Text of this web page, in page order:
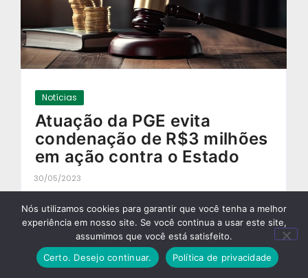
Notícias
Atuação da PGE evita
condenação de R$3 milhões
em ação contra o Estado
30/05/2023
Nós utilizamos cookies para garantir que você tenha a melhor
experiência em nosso site. Se você continua a usar este site,
assumimos que você está satisfeito.
Certo. Desejo continuar.
Política de privacidade